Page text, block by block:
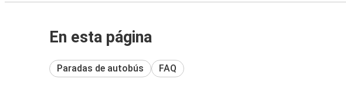
En esta página
Paradas de autobús FAQ